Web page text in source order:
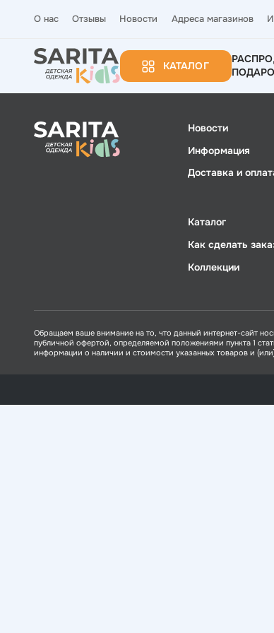
О нас Отзывы Новости Адреса магазинов
КАТАЛОГ
Новости
Информация
Доставка и
Каталог
Как сделать
Коллекции
Обращаем ваше внимание на то, что данный интернет-сайт
публичной офертой, определяемой положениями пункта 1
информации о наличии и стоимости указанных товаров и